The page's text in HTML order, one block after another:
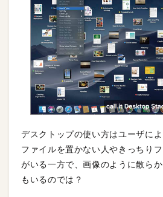
デスクトップの使い方はユーザに
ファイルを置かない人やきっちり
がいる一方で、画像のように散ら
もいるのでは？